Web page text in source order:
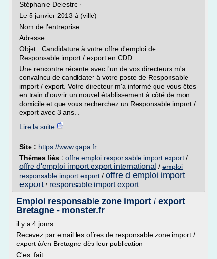
Stéphanie Delestre ·
Le 5 janvier 2013 à (ville)
Nom de l'entreprise
Adresse
Objet : Candidature à votre offre d'emploi de
Responsable import / export en CDD
Une rencontre récente avec l'un de vos directeurs m'a
convaincu de candidater à votre poste de Responsable
import / export. Votre directeur m'a informé que vous êtes
en train d'ouvrir un nouvel établissement à côté de mon
domicile et que vous recherchez un Responsable import /
export avec 3 ans...
Lire la suite
Site : https://www.qapa.fr
Thèmes liés : offre emploi responsable import export /
offre d'emploi import export international / emploi
responsable import export / offre d emploi import
export / responsable import export
Emploi responsable zone import / export
Bretagne - monster.fr
il y a 4 jours
Recevez par email les offres de responsable zone import /
export à/en Bretagne dès leur publication
C'est fait !